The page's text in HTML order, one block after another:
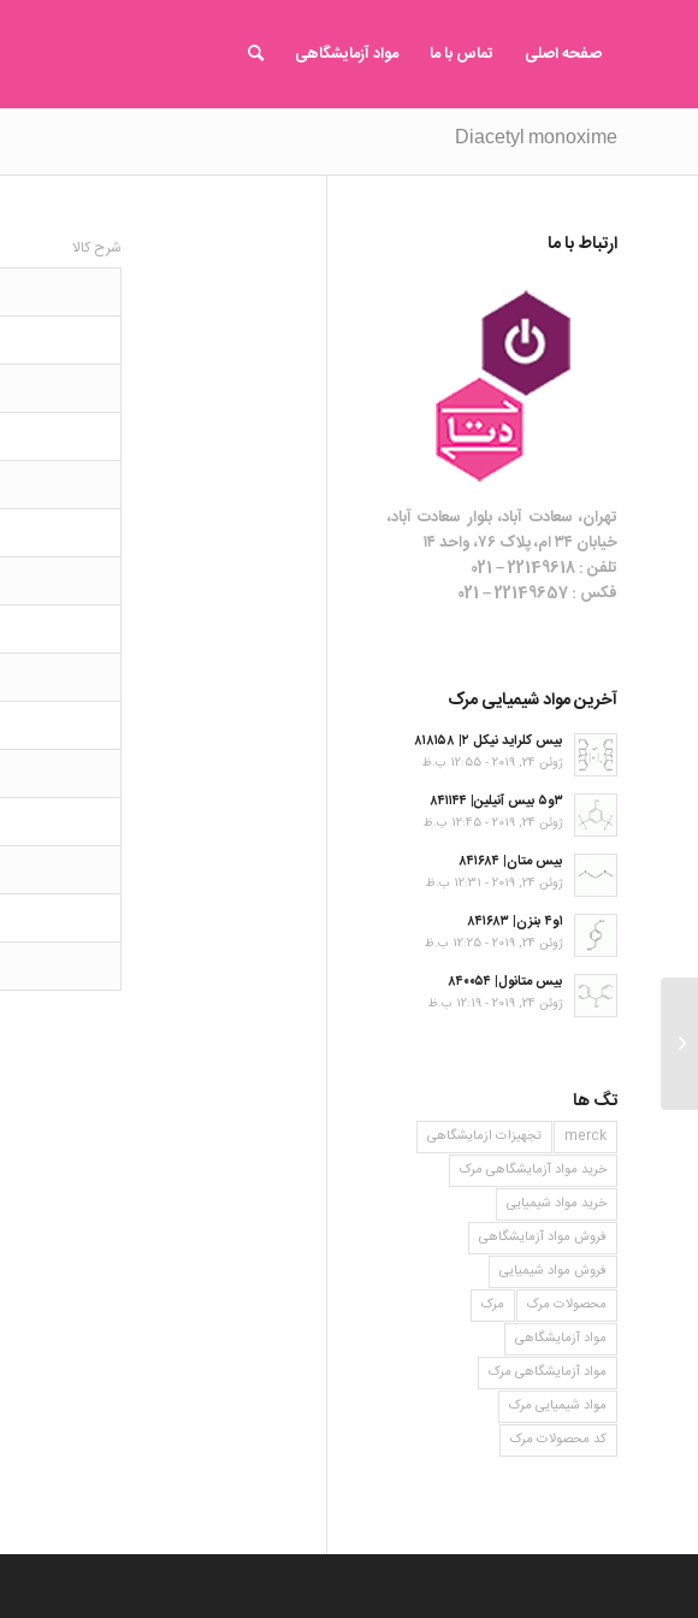
صفحه اصلی تماس با ما مواد آزمایشگاهی
Diacetyl monoxime
شرح کالا ارتباط با ما
تهران، سعادت آباد، بلوار سعادت آباد،
خیابان ۳۴ ام، پلاک ۷۶، واحد ۱۴
تلفن : 22149618 – 021
فکس : 22149657 – 021
آخرین مواد شیمیایی مرک
بیس کلراید نیکل ۲| ۸۱۸۱۵۸
ژوئن 24, 2019 - 12:55 ب.ظ
۳و۵ بیس آنیلین| ۸۴۱۱۴۴
ژوئن 24, 2019 - 12:45 ب.ظ
بیس متان| ۸۴۱۶۸۴
ژوئن 24, 2019 - 12:31 ب.ظ
۱و۴ بنزن| ۸۴۱۶۸۳
ژوئن 24, 2019 - 12:25 ب.ظ
بیس متانول| ۸۴۰۰۵۴
ژوئن 24, 2019 - 12:19 ب.ظ
تگ ها
merck
تجهیزات ازمایشگاهی
خرید مواد آزمایشگاهی مرک
خرید مواد شیمیایی
فروش مواد آزمایشگاهی
فروش مواد شیمیایی
محصولات مرک
مرک
مواد آزمایشگاهی
مواد آزمایشگاهی مرک
مواد شیمیایی مرک
کد محصولات مرک